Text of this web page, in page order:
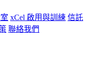
xCel 啟用與訓練 信託
聯絡我們